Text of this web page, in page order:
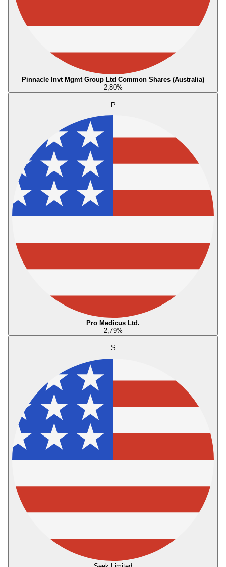
Pinnacle Invt Mgmt Group Ltd Common Shares (Australia)
2,80%
P
Pro Medicus Ltd.
2,79%
S